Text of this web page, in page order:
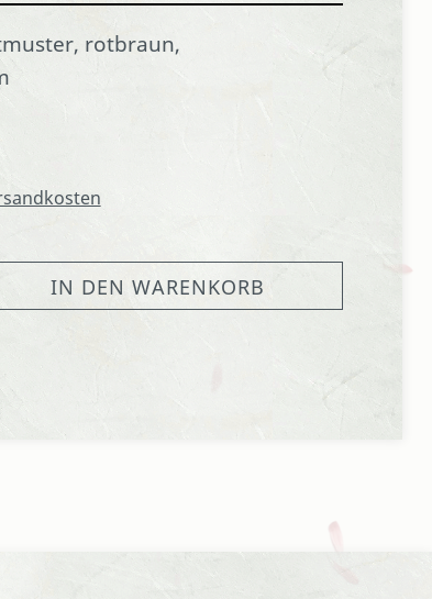
rotbraun,
den gewünschten Wert ein
IN DEN WARENKORB